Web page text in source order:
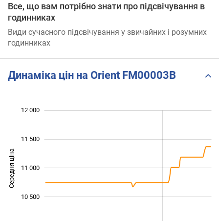
Все, що вам потрібно знати про підсвічування в
годинниках
Види сучасного підсвічування у звичайних і розумних
годинниках
Динаміка цін на Orient FM00003B
Середня ціна 10 200
12 000
11 000
11 500
10 500